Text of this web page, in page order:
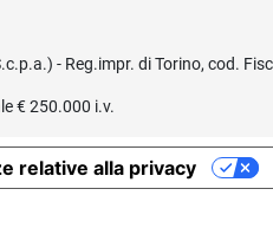
- Reg.impr. di Torino, cod.
€ 250.000 i.v.
relative alla privacy